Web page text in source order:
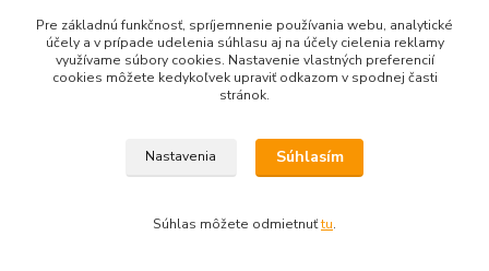
7,72 EURbez DPH Skladom 6 KS
Pridať do košíka
Pre základnú funkčnosť, spríjemnenie používania webu, analytické
účely a v prípade udelenia súhlasu aj na účely cielenia reklamy
využívame súbory cookies. Nastavenie vlastných preferencií
cookies môžete kedykoľvek upraviť odkazom v spodnej časti
stránok.
Nastavenia Súhlasím
Súhlas môžete odmietnuťtu.